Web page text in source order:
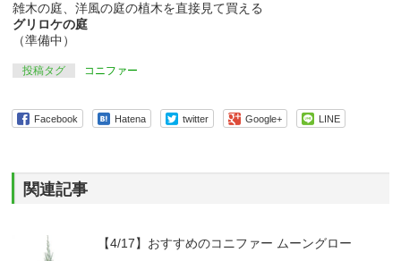
雑木の庭、洋風の庭の植木を直接見て買える
グリロケの庭
（準備中）
投稿タグ コニファー
Facebook Hatena twitter Google+ LINE
関連記事
【4/17】おすすめのコニファー ムーングロー